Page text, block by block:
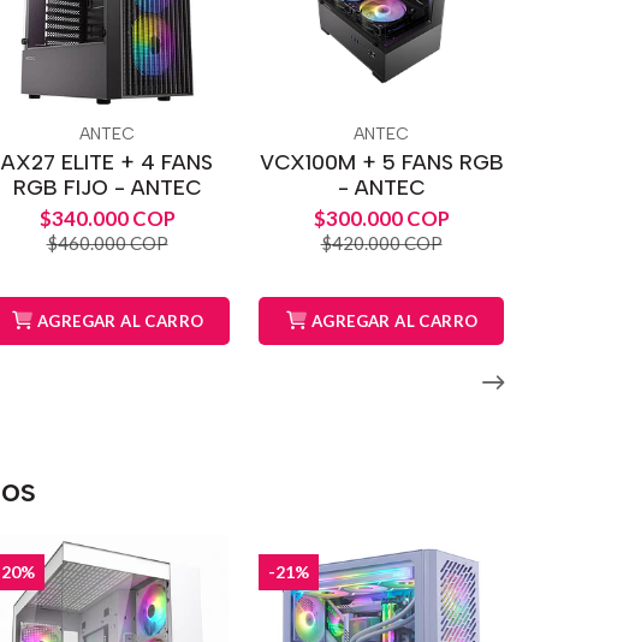
ANTEC
AX27 ELITE + 4 FANS
RGB FIJO - ANTEC
$340.000 COP
$460.000 COP
AGREGAR AL CARRO
ANTEC
VCX100M + 5 FANS RGB
- ANTEC
$300.000 COP
$420.000 COP
AGREGAR AL CARRO
-21%